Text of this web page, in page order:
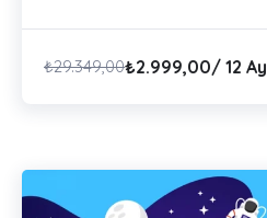
₺29.349,00₺2.999,00/ 12 Ay